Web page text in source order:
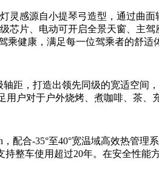
灵感源自小提琴弓造型，通过曲
芯片、电动可开启全景天窗、主
健康，满足每一位驾乘者的舒适
距，打造出领先同级的宽适空
户对于户外烧烤、煮咖啡、茶、
配合-35°至40°宽温域高效热管
整车使用超过20年。在安全性